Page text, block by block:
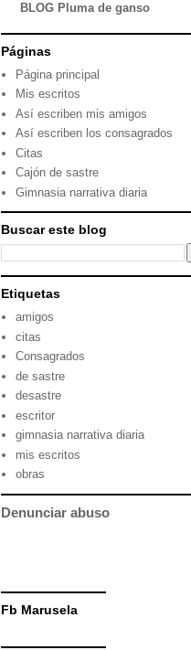
BLOG Pluma de ganso
Páginas
Página principal
Mis escritos
Así escriben mis amigos
Así escriben los consagrados
Citas
Cajón de sastre
Gimnasia narrativa diaria
Buscar este blog
Etiquetas
amigos
citas
Consagrados
de sastre
desastre
escritor
gimnasia narrativa diaria
mis escritos
obras
Denunciar abuso
Fb Marusela